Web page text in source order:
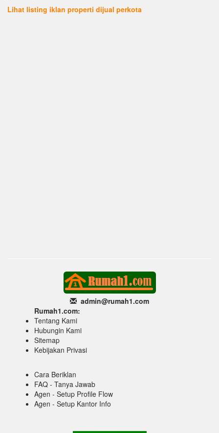
Lihat listing iklan properti dijual perkota
admin@rumah1.com
Rumah1.com:
Tentang Kami
Hubungin Kami
Sitemap
Kebijakan Privasi
Cara Beriklan
FAQ - Tanya Jawab
Agen - Setup Profile Flow
Agen - Setup Kantor Info